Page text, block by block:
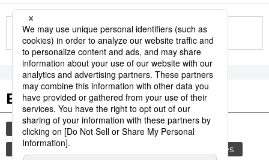
More in this series
Etiquetas destacadas
cultura gastronomía vida
comida
gastronomía japonesa
modales